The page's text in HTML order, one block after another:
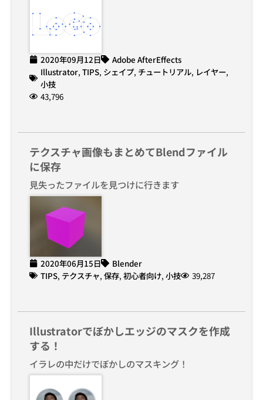
2020年09月12日
Adobe AfterEffects
Illustrator, TIPS, シェイプ, チュートリアル, レイヤー,
小技
43,796
テクスチャ画像もまとめてBlendファイル
に保存
見失ったファイルを見つけに行きます
2020年06月15日
Blender
TIPS, テクスチャ, 保存, 初心者向け, 小技 39,287
Illustratorでぼかしエッジのマスクを作成
する！
イラレの中だけでぼかしのマスキング！